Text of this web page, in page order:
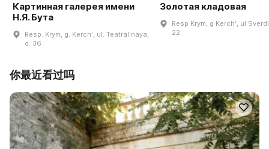
Картинная галерея имени
Н.Я. Бута
Resp. Krym, g. Kerchʹ, ul. Teatralʹnaya,
d. 36
Золотая кладовая
Resp Krym, g Kerchʹ, ul
22
你最近看过吗